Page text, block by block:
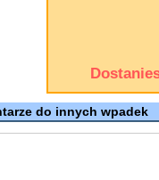
do innych wpadek